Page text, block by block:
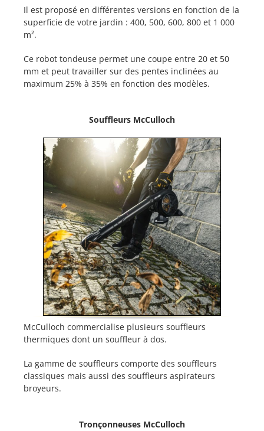
Il est proposé en différentes versions en fonction de la
superficie de votre jardin : 400, 500, 600, 800 et 1 000
m².
Ce robot tondeuse permet une coupe entre 20 et 50
mm et peut travailler sur des pentes inclinées au
maximum 25% à 35% en fonction des modèles.
Souffleurs McCulloch
McCulloch commercialise plusieurs souffleurs
thermiques dont un souffleur à dos.
La gamme de souffleurs comporte des souffleurs
classiques mais aussi des souffleurs aspirateurs
broyeurs.
Tronçonneuses McCulloch